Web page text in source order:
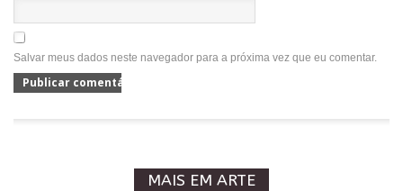
Salvar meus dados neste navegador para a próxima vez que eu comentar.
MAIS EM ARTE